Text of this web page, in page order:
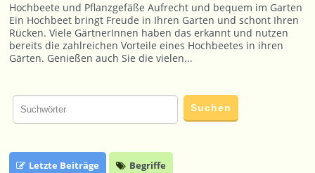
Hochbeete und Pflanzgefäße Aufrecht und bequem im Garten
Ein Hochbeet bringt Freude in Ihren Garten und schont Ihren
Rücken. Viele GärtnerInnen haben das erkannt und nutzen
bereits die zahlreichen Vorteile eines Hochbeetes in ihren
Gärten. Genießen auch Sie die vielen...
Letzte Beiträge Begriffe